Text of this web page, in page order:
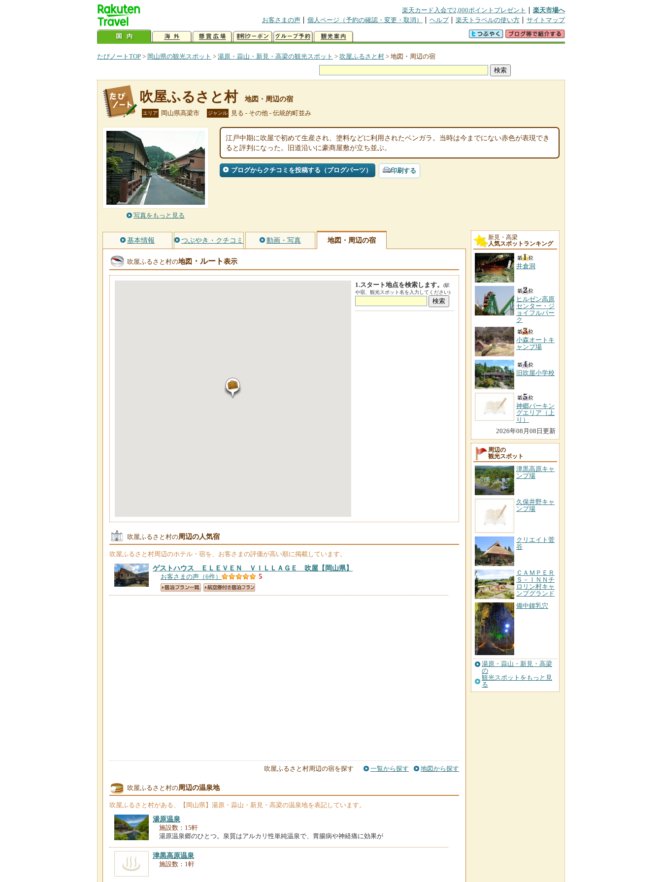
楽天カード入会で2,000ポイントプレゼント
楽天市場へ
お客さまの声
個人ページ（予約の確認・変更・取消） ヘルプ 楽天トラベルの使い方 サイトマップ
たびノートTOP > 岡山県の観光スポット > 湯原・蒜山・新見・高梁の観光スポット > 吹屋ふるさと村 > 地図・周辺の宿
吹屋ふるさと村 地図・周辺の宿
エリア 岡山県高梁市 ジャンル 見る - その他 - 伝統的町並み
写真をもっと見る
江戸中期に吹屋で初めて生産され、塗料などに利用されたベンガラ。当時は今までにない赤色が表現でき
ると評判になった。旧道沿いに豪商屋敷が立ち並ぶ。
ブログからクチコミを投稿する（ブログパーツ） 印刷する
基本情報 つぶやき・クチコミ 動画・写真 地図・周辺の宿
吹屋ふるさと村の地図 ・ルート表示
1.スタート地点を検索します。
(駅
や宿、観光スポット名を入力してください)
吹屋ふるさと村の周辺の人気宿
吹屋ふるさと村周辺のホテル・宿を、お客さまの評価が高い順に掲載しています。
ゲストハウス ＥＬＥＶＥＮ ＶＩＬＬＡＧＥ 吹屋 【岡山県】
お客さまの声（6件） 5
吹屋ふるさと村周辺の宿を探す 一覧から探す 地図から探す
吹屋ふるさと村の周辺の温泉地
吹屋ふるさと村がある、【岡山県】湯原・蒜山・新見・高梁の温泉地を表記しています。
湯原温泉
施設数：15軒
湯原温泉郷のひとつ。泉質はアルカリ性単純温泉で、胃腸病や神経痛に効果が
津黒高原温泉
施設数：1軒
新見・高梁
人気スポットランキング
井倉洞
ヒルゼン高原
センター・ジ
ョイフルパー
ク
小森オートキ
ャンプ場
旧吹屋小学校
神郷パーキン
グエリア（上
り）
2026年08月08日更新
周辺の
観光スポット
津黒高原キャ
ンプ場
久保井野キャ
ンプ場
クリエイト菅
谷
ＣＡＭＰＥＲ
Ｓ－ＩＮＮチ
ロリン村キャ
ンプグランド
備中鐘乳穴
湯原・蒜山・新見・高梁
の
観光スポットをもっと見
る